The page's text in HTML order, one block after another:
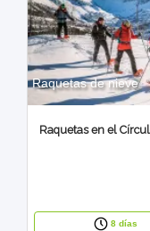
Raquetas de nieve
Raquetas en el
8 días